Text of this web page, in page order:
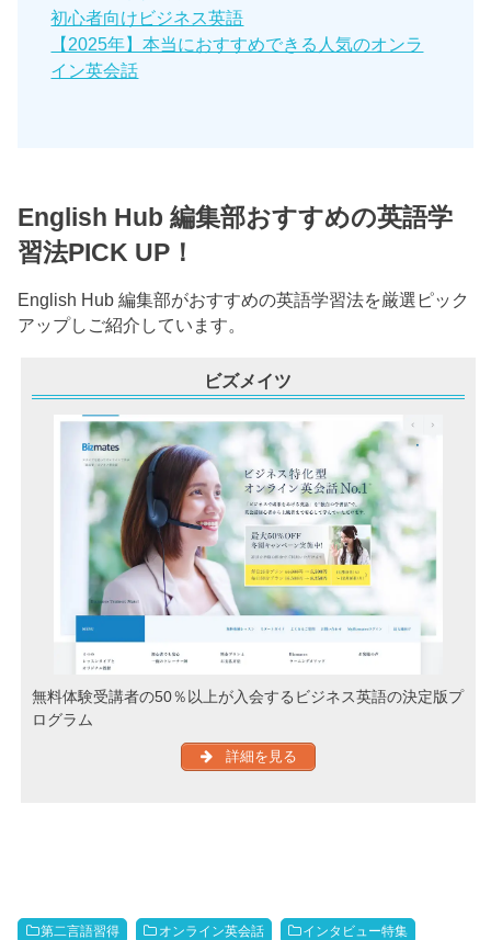
初心者向けビジネス英語
【2025年】本当におすすめできる人気のオンラ
イン英会話
English Hub 編集部おすすめの英語学
習法PICK UP！
English Hub 編集部がおすすめの英語学習法を厳選ピック
アップしご紹介しています。
ビズメイツ
無料体験受講者の50％以上が入会するビジネス英語の決定版プ
ログラム
詳細を見る
第二言語習得 オンライン英会話 インタビュー特集